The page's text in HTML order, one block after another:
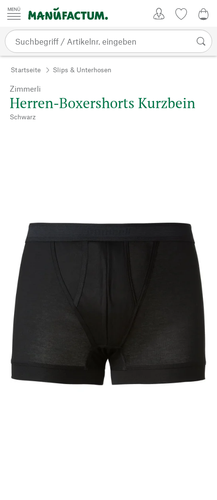
Zum Inhalt springen
Startseite Slips & Unterhosen
Zimmerli
Herren-Boxershorts Kurzbein
Schwarz